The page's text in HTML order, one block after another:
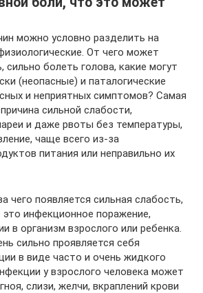
можно условно разделить на
От чего может
сильно болеть голова, какие могут
(неопасные) и паталогические
и неприятных симптомов? Самая
сильной слабости,
и даже рвоты без температуры,
чаще всего из-за
питания или неправильно их
чего появляется сильная слабость,
инфекционное поражение,
в организм взрослого или ребенка.
сильно проявляется себя
в виде часто и очень жидкого
у взрослого человека может
слизи, желчи, вкраплений крови